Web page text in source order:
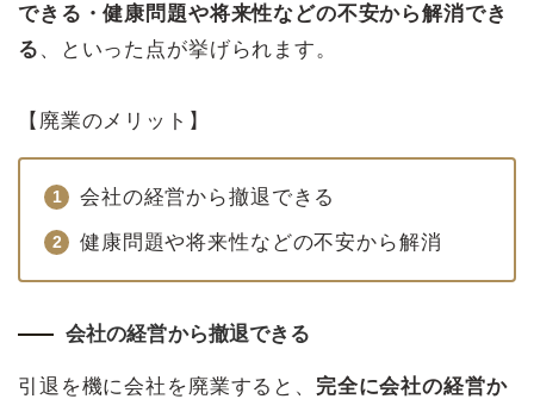
できる・健康問題や将来性などの不安から解消でき
る 、といった点が挙げられます。
【廃業のメリット】
会社の経営から撤退できる
健康問題や将来性などの不安から解消
会社の経営から撤退できる
引退を機に会社を廃業すると、 完全に会社の経営か